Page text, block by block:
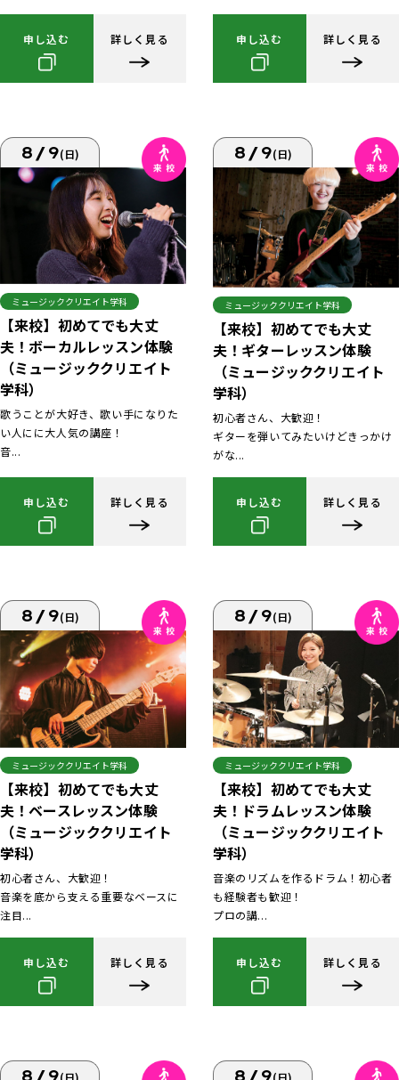
申し込む 詳しく見る 申し込む 詳しく見る
8/9(日)
ミュージッククリエイト学科
【来校】初めてでも大丈
夫！ボーカルレッスン体験
（ミュージッククリエイト
学科）
歌うことが大好き、歌い手になりた
い人にに大人気の講座！
音...
申し込む 詳しく見る
8/9(日)
ミュージッククリエイト学科
【来校】初めてでも大丈
夫！ギターレッスン体験
（ミュージッククリエイト
学科）
初心者さん、大歓迎！
ギターを弾いてみたいけどきっかけ
がな...
申し込む 詳しく見る
8/9(日)
ミュージッククリエイト学科
【来校】初めてでも大丈
夫！ベースレッスン体験
（ミュージッククリエイト
学科）
初心者さん、大歓迎！
音楽を底から支える重要なベースに
注目...
申し込む 詳しく見る
8/9(日)
ミュージッククリエイト学科
【来校】初めてでも大丈
夫！ドラムレッスン体験
（ミュージッククリエイト
学科）
音楽のリズムを作るドラム！初心者
も経験者も歓迎！
プロの講...
申し込む 詳しく見る
8/9(日) 8/9(日)